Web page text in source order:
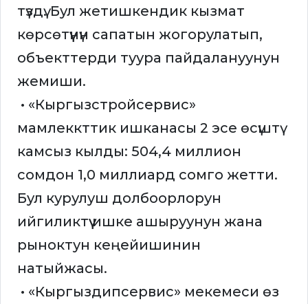
түздү. Бул жетишкендик кызмат
көрсөтүүнүн сапатын жогорулатып,
объекттерди туура пайдалануунун
жемиши.
• «Кыргызстройсервис»
мамлеккттик ишканасы 2 эсе өсүштү
камсыз кылды: 504,4 миллион
сомдон 1,0 миллиард сомго жетти.
Бул курулуш долбоорлорун
ийгиликтүү ишке ашыруунун жана
рыноктун кеңейишинин
натыйжасы.
• «Кыргыздипсервис» мекемеси өз